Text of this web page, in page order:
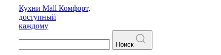
Кухни Mall Комфорт,
доступный
каждому
Поиск